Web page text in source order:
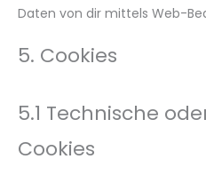
Daten von dir mittels Web-
5. Cookies
5.1 Technische
Cookies